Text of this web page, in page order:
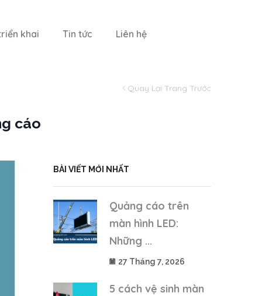
khai Tin tức Liên hệ
Quay Lại Trang Trước
cáo
BÀI VIẾT MỚI NHẤT
Quảng cáo trên
màn hình LED:
Những ...
27 Tháng 7, 2026
5 cách vệ sinh màn